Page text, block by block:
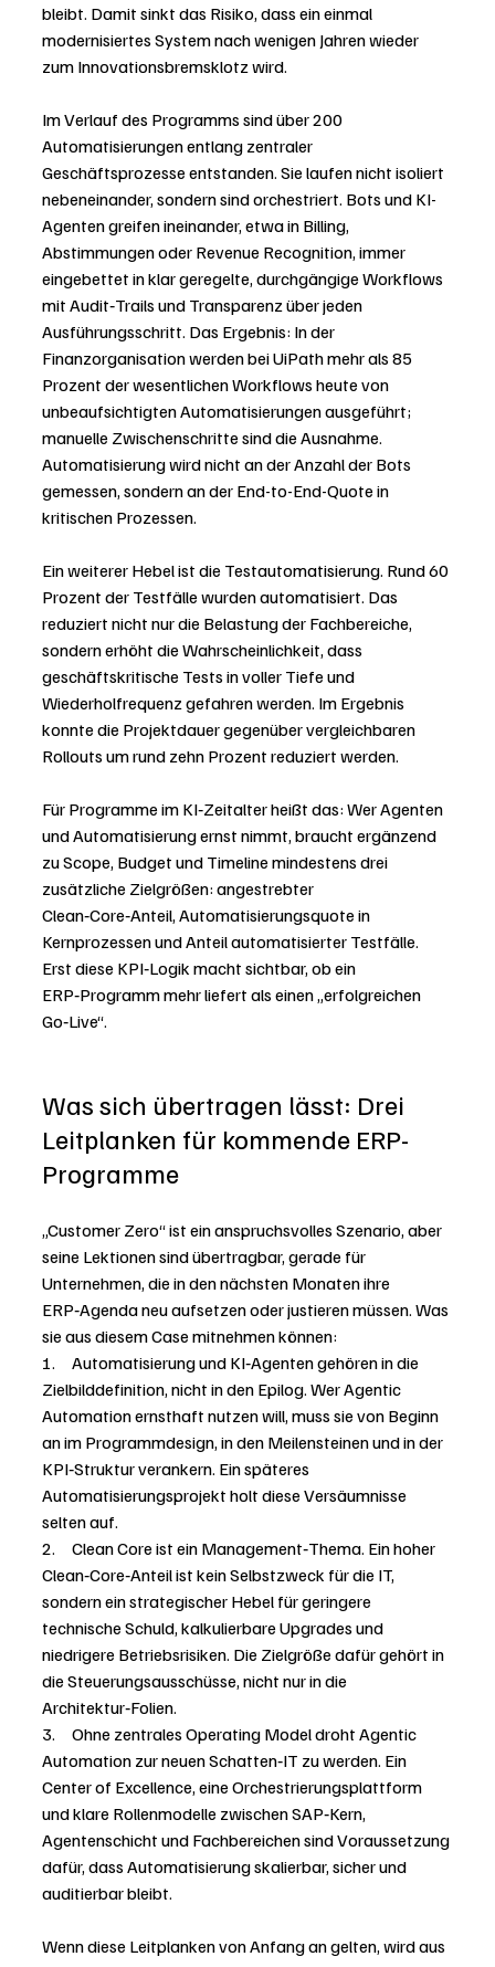
bleibt. Damit sinkt das Risiko, dass ein einmal
modernisiertes System nach wenigen Jahren wieder
zum Innovationsbremsklotz wird.
Im Verlauf des Programms sind über 200
Automatisierungen entlang zentraler
Geschäftsprozesse entstanden. Sie laufen nicht isoliert
nebeneinander, sondern sind orchestriert. Bots und KI-
Agenten greifen ineinander, etwa in Billing,
Abstimmungen oder Revenue Recognition, immer
eingebettet in klar geregelte, durchgängige Workflows
mit Audit‑Trails und Transparenz über jeden
Ausführungsschritt. Das Ergebnis: In der
Finanzorganisation werden bei UiPath mehr als 85
Prozent der wesentlichen Workflows heute von
unbeaufsichtigten Automatisierungen ausgeführt;
manuelle Zwischenschritte sind die Ausnahme.
Automatisierung wird nicht an der Anzahl der Bots
gemessen, sondern an der End-to-End-Quote in
kritischen Prozessen.
Ein weiterer Hebel ist die Testautomatisierung. Rund 60
Prozent der Testfälle wurden automatisiert. Das
reduziert nicht nur die Belastung der Fachbereiche,
sondern erhöht die Wahrscheinlichkeit, dass
geschäftskritische Tests in voller Tiefe und
Wiederholfrequenz gefahren werden. Im Ergebnis
konnte die Projektdauer gegenüber vergleichbaren
Rollouts um rund zehn Prozent reduziert werden.
Für Programme im KI‑Zeitalter heißt das: Wer Agenten
und Automatisierung ernst nimmt, braucht ergänzend
zu Scope, Budget und Timeline mindestens drei
zusätzliche Zielgrößen: angestrebter
Clean‑Core‑Anteil, Automatisierungsquote in
Kernprozessen und Anteil automatisierter Testfälle.
Erst diese KPI‑Logik macht sichtbar, ob ein
ERP‑Programm mehr liefert als einen „erfolgreichen
Go‑Live“.
Was sich übertragen lässt: Drei
Leitplanken für kommende ERP-
Programme
„Customer Zero“ ist ein anspruchsvolles Szenario, aber
seine Lektionen sind übertragbar, gerade für
Unternehmen, die in den nächsten Monaten ihre
ERP‑Agenda neu aufsetzen oder justieren müssen. Was
sie aus diesem Case mitnehmen können:
1.     Automatisierung und KI‑Agenten gehören in die
Zielbilddefinition, nicht in den Epilog. Wer Agentic
Automation ernsthaft nutzen will, muss sie von Beginn
an im Programmdesign, in den Meilensteinen und in der
KPI‑Struktur verankern. Ein späteres
Automatisierungsprojekt holt diese Versäumnisse
selten auf.
2.     Clean Core ist ein Management‑Thema. Ein hoher
Clean‑Core‑Anteil ist kein Selbstzweck für die IT,
sondern ein strategischer Hebel für geringere
technische Schuld, kalkulierbare Upgrades und
niedrigere Betriebsrisiken. Die Zielgröße dafür gehört in
die Steuerungsausschüsse, nicht nur in die
Architektur‑Folien.
3.     Ohne zentrales Operating Model droht Agentic
Automation zur neuen Schatten‑IT zu werden. Ein
Center of Excellence, eine Orchestrierungsplattform
und klare Rollenmodelle zwischen SAP‑Kern,
Agentenschicht und Fachbereichen sind Voraussetzung
dafür, dass Automatisierung skalierbar, sicher und
auditierbar bleibt.
Wenn diese Leitplanken von Anfang an gelten, wird aus